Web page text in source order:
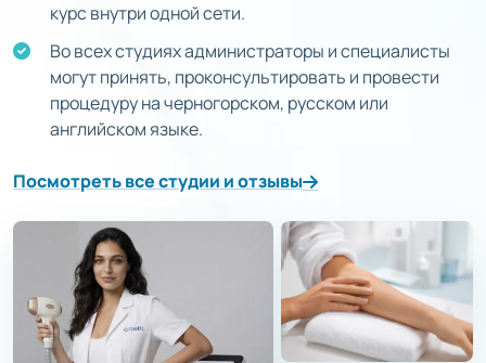
курс внутри одной сети.
Во всех студиях администраторы и специалисты
могут принять, проконсультировать и провести
процедуру на черногорском, русском или
английском языке.
Посмотреть все студии и отзывы